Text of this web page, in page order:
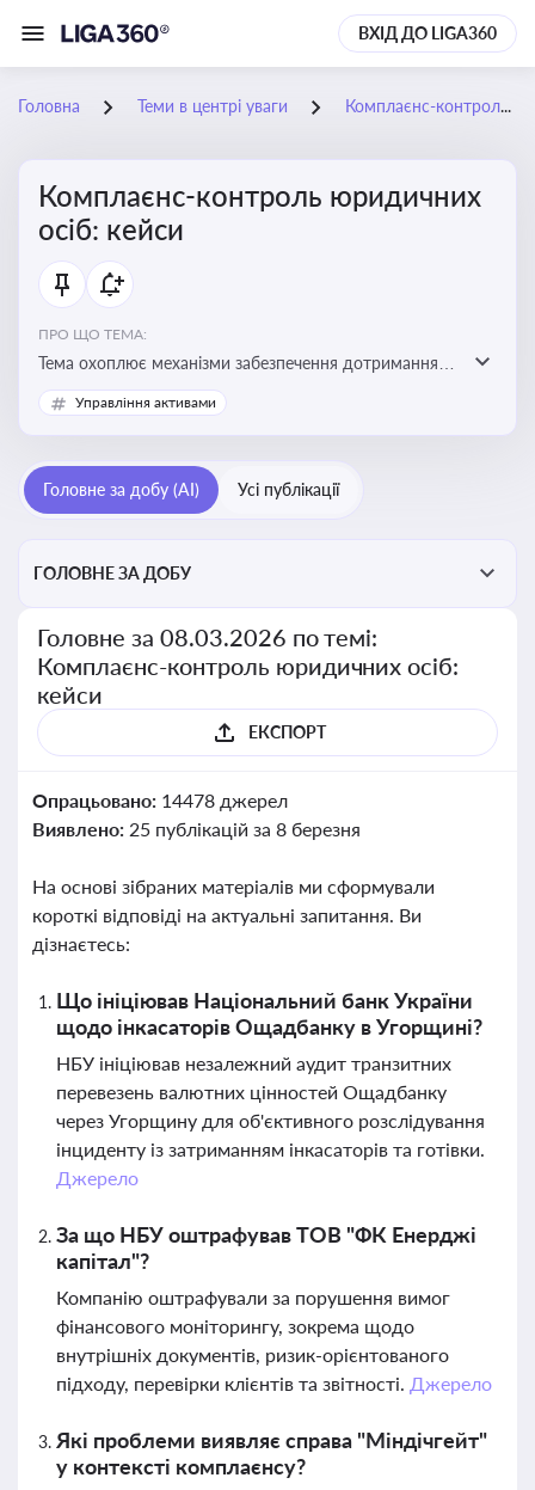
ВХІД ДО LIGA360
Головна Теми в центрі уваги Комплаєнс-контроль юридичних осіб: кейси
Комплаєнс-контроль юридичних
осіб: кейси
ПРО ЩО ТЕМА:
Тема охоплює механізми забезпечення дотримання
законодавства юридичними особами, запобігання
ризикам та підвищення прозорості діяльності
Управління активами
Головне за добу (AI) Усі публікації
ГОЛОВНЕ ЗА ДОБУ
Головне за 08.03.2026 по темі:
Комплаєнс-контроль юридичних осіб:
кейси
ЕКСПОРТ
Опрацьовано: 14478 джерел
Виявлено: 25 публікацій за 8 березня
На основі зібраних матеріалів ми сформували
короткі відповіді на актуальні запитання. Ви
дізнаєтесь:
Що ініціював Національний банк України
щодо інкасаторів Ощадбанку в Угорщині?
НБУ ініціював незалежний аудит транзитних
перевезень валютних цінностей Ощадбанку
через Угорщину для об'єктивного розслідування
інциденту із затриманням інкасаторів та готівки.
Джерело
За що НБУ оштрафував ТОВ "ФК Енерджі
капітал"?
Компанію оштрафували за порушення вимог
фінансового моніторингу, зокрема щодо
внутрішніх документів, ризик-орієнтованого
підходу, перевірки клієнтів та звітності. Джерело
Які проблеми виявляє справа "Міндічгейт"
у контексті комплаєнсу?